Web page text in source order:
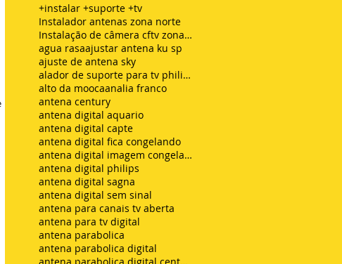
+instalar +suporte +tv
Instalador antenas zona norte
Instalação de câmera cftv zona leste sp
agua rasaajustar antena ku sp
ajuste de antena sky
alador de suporte para tv philips
alto da moocaanalia franco
antena century
antena digital aquario
antena digital capte
antena digital fica congelando
antena digital imagem congelando
antena digital philips
antena digital sagna
antena digital sem sinal
antena para canais tv aberta
antena para tv digital
antena parabolica
antena parabolica digital